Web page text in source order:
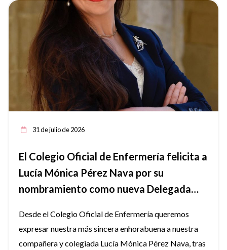
31 de julio de 2026
El Colegio Oficial de Enfermería felicita a
Lucía Mónica Pérez Nava por su
nombramiento como nueva Delegada
Desde el Colegio Oficial de Enfermería queremos
expresar nuestra más sincera enhorabuena a nuestra
compañera y colegiada Lucía Mónica Pérez Nava, tras
Ver noticia